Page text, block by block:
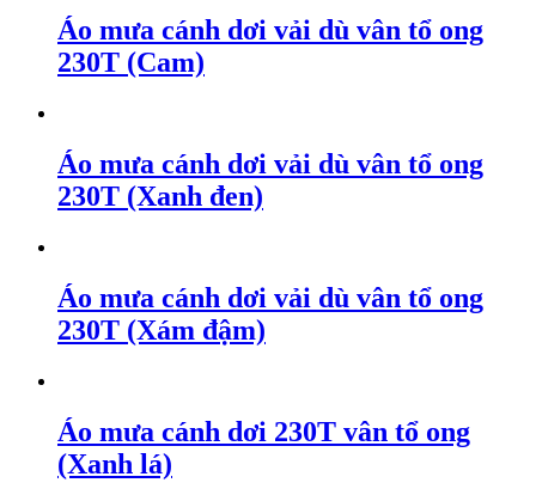
Áo mưa cánh dơi vải dù vân tổ ong
230T (Cam)
Áo mưa cánh dơi vải dù vân tổ ong
230T (Xanh đen)
Áo mưa cánh dơi vải dù vân tổ ong
230T (Xám đậm)
Áo mưa cánh dơi 230T vân tổ ong
(Xanh lá)